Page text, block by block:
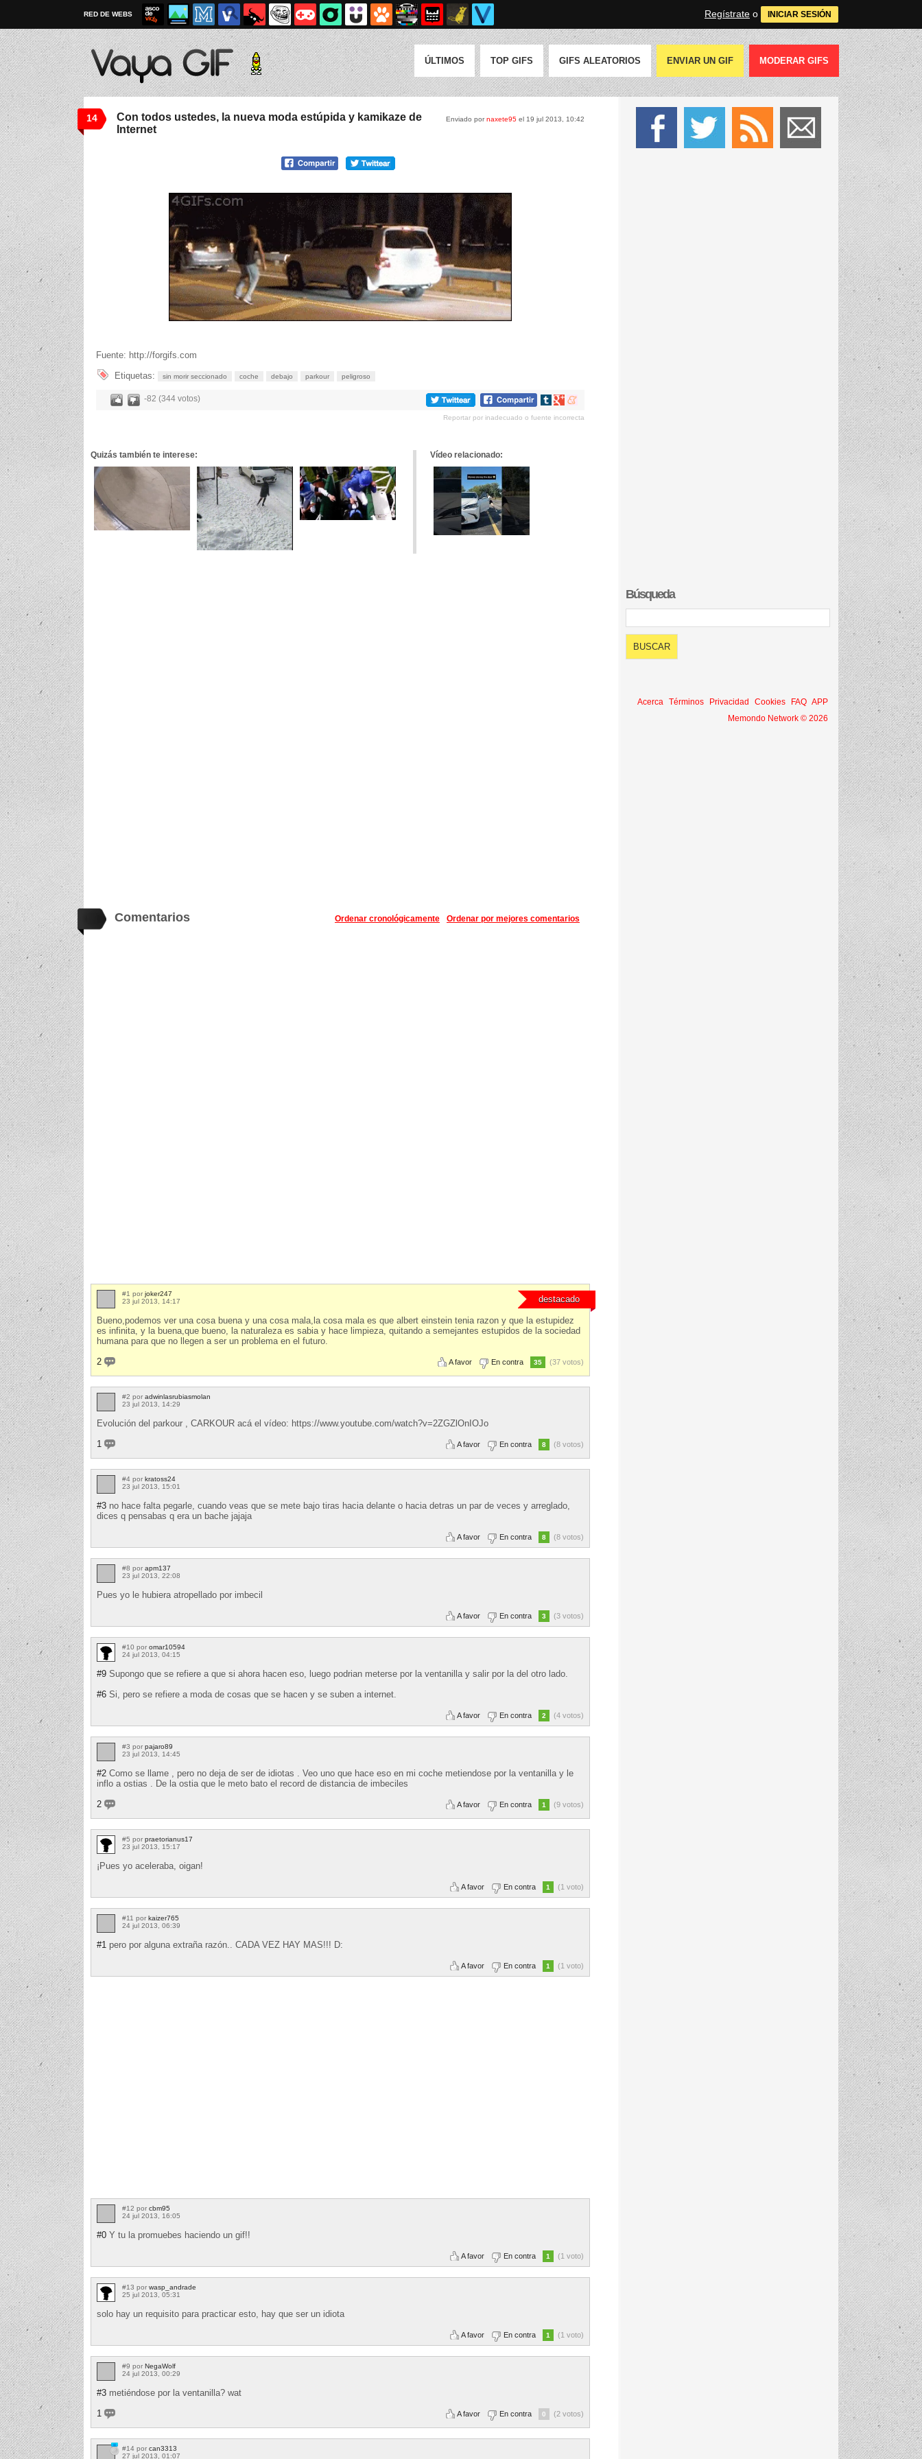
RED DE WEBS Regístrate o INICIAR SESIÓN
ÚLTIMOS TOP GIFS GIFS ALEATORIOS ENVIAR UN GIF MODERAR GIFS
14 Enviado pornaxete95 el 19 jul 2013, 10:42
Con todos ustedes, la nueva moda estúpida y kamikaze de
Internet
Fuente: http://forgifs.com
Etiquetas:
sin morir seccionado coche debajo parkour peligroso
-82 (344 votos)
Compartir
tumblr
Compartir
Google+
Compartir
meneame
Reportar por inadecuado o fuente incorrecta
Quizás también te interese: Vídeo relacionado:
Comentarios Ordenar por mejores comentarios
Ordenar cronológicamente
destacado
#1 por joker247
23 jul 2013, 14:17
Bueno,podemos ver una cosa buena y una cosa mala,la cosa mala es que albert einstein tenia razon y que la estupidez
es infinita, y la buena,que bueno, la naturaleza es sabia y hace limpieza, quitando a semejantes estupidos de la sociedad
humana para que no llegen a ser un problema en el futuro.
2
A favor En contra 35 (37 votos)
#2 por adwinlasrubiasmolan
23 jul 2013, 14:29
Evolución del parkour , CARKOUR acá el vídeo: https://www.youtube.com/watch?v=2ZGZlOnIOJo
1
A favor En contra 8 (8 votos)
#4 por kratoss24
23 jul 2013, 15:01
#3 no hace falta pegarle, cuando veas que se mete bajo tiras hacia delante o hacia detras un par de veces y arreglado,
dices q pensabas q era un bache jajaja
A favor En contra 8 (8 votos)
#8 por apm137
23 jul 2013, 22:08
Pues yo le hubiera atropellado por imbecil
A favor En contra 3 (3 votos)
#10 por omar10594
24 jul 2013, 04:15
#9 Supongo que se refiere a que si ahora hacen eso, luego podrian meterse por la ventanilla y salir por la del otro lado.
#6 Si, pero se refiere a moda de cosas que se hacen y se suben a internet.
A favor En contra 2 (4 votos)
#3 por pajaro89
23 jul 2013, 14:45
#2 Como se llame , pero no deja de ser de idiotas . Veo uno que hace eso en mi coche metiendose por la ventanilla y le
inflo a ostias . De la ostia que le meto bato el record de distancia de imbeciles
2
A favor En contra 1 (9 votos)
#5 por praetorianus17
23 jul 2013, 15:17
¡Pues yo aceleraba, oigan!
A favor En contra 1 (1 voto)
#11 por kaizer765
24 jul 2013, 06:39
#1 pero por alguna extraña razón.. CADA VEZ HAY MAS!!! D:
A favor En contra 1 (1 voto)
#12 por cbm95
24 jul 2013, 16:05
#0 Y tu la promuebes haciendo un gif!!
A favor En contra 1 (1 voto)
#13 por wasp_andrade
25 jul 2013, 05:31
solo hay un requisito para practicar esto, hay que ser un idiota
A favor En contra 1 (1 voto)
#9 por NegaWolf
24 jul 2013, 00:29
#3 metiéndose por la ventanilla? wat
1
A favor En contra 0 (2 votos)
#14 por can3313
27 jul 2013, 01:07
Búsqueda
Acerca Términos Privacidad Cookies FAQ APP
Memondo Network © 2026